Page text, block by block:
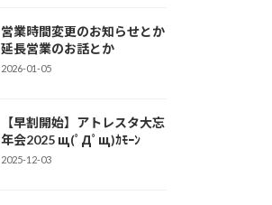
営業時間変更のお知らせとか
延長営業のお話とか
2026-01-05
【早割開始】アトレスタ大忘
年会2025 щ(ﾟДﾟщ)ｶﾓｰﾝ
2025-12-03